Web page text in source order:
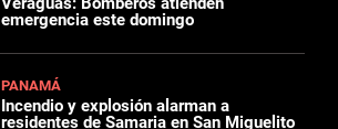
emergencia este domingo
PANAMÁ
Incendio y explosión alarman a
residentes de Samaria en San Miguelito